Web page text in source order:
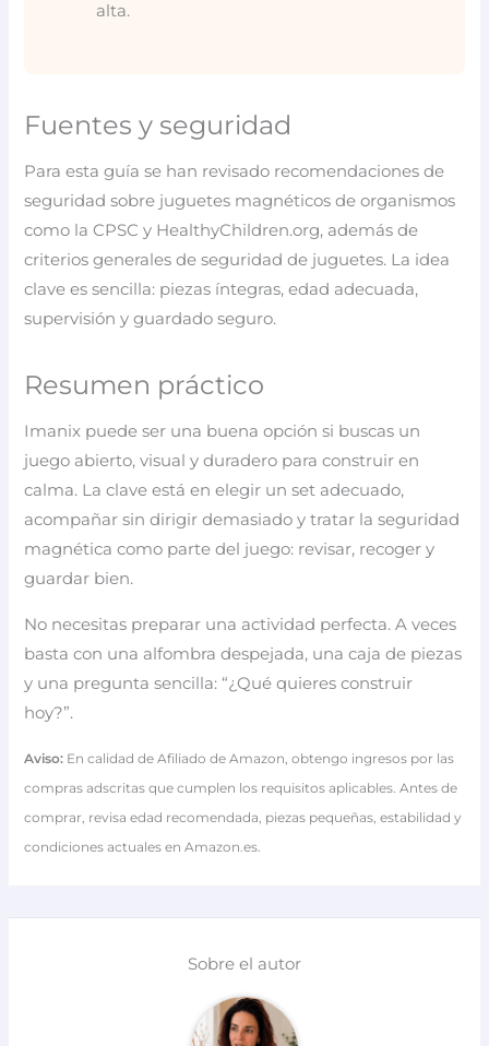
alta.
Fuentes y seguridad
Para esta guía se han revisado recomendaciones de
seguridad sobre juguetes magnéticos de organismos
como la CPSC y HealthyChildren.org, además de
criterios generales de seguridad de juguetes. La idea
clave es sencilla: piezas íntegras, edad adecuada,
supervisión y guardado seguro.
Resumen práctico
Imanix puede ser una buena opción si buscas un
juego abierto, visual y duradero para construir en
calma. La clave está en elegir un set adecuado,
acompañar sin dirigir demasiado y tratar la seguridad
magnética como parte del juego: revisar, recoger y
guardar bien.
No necesitas preparar una actividad perfecta. A veces
basta con una alfombra despejada, una caja de piezas
y una pregunta sencilla: “¿Qué quieres construir
hoy?”.
Aviso: En calidad de Afiliado de Amazon, obtengo ingresos por las
compras adscritas que cumplen los requisitos aplicables. Antes de
comprar, revisa edad recomendada, piezas pequeñas, estabilidad y
condiciones actuales en Amazon.es.
Sobre el autor